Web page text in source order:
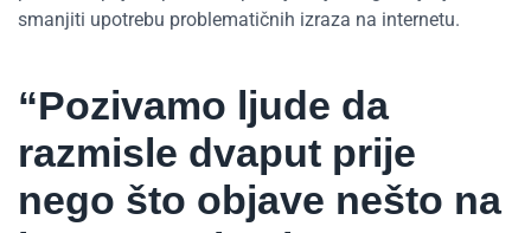
smanjiti upotrebu problematičnih izraza na internetu.
“Pozivamo ljude da
razmisle dvaput prije
nego što objave nešto na